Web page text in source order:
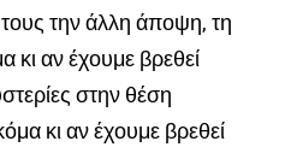
την άλλη άποψη, τη
κι αν έχουμε βρεθεί
στην θέση
κι αν έχουμε βρεθεί